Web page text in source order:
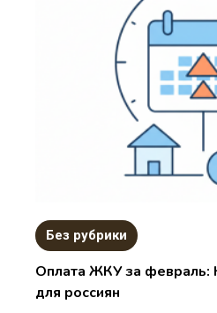
Без рубрики
Оплата ЖКУ за февраль:
для россиян